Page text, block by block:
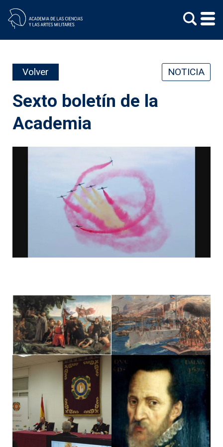
content
Volver NOTICIA
Sexto boletín de la
Academia